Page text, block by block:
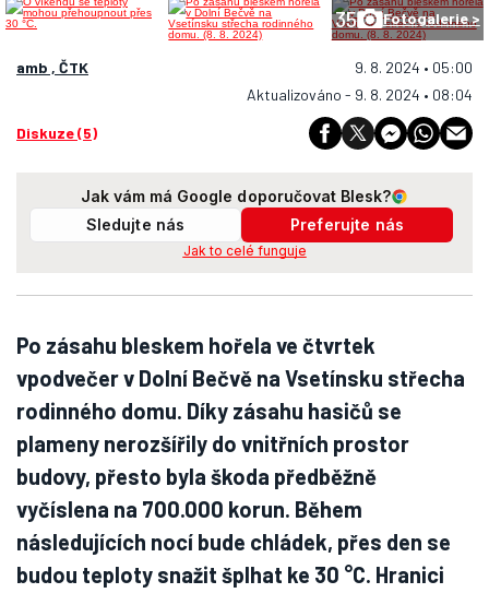
35 Fotogalerie >
amb , ČTK
9. 8. 2024 • 05:00
Aktualizováno - 9. 8. 2024 • 08:04
Diskuze (5)
Jak vám má Google doporučovat Blesk?
Sledujte nás
Preferujte nás
Jak to celé funguje
Po zásahu bleskem hořela ve čtvrtek
vpodvečer v Dolní Bečvě na Vsetínsku střecha
rodinného domu. Díky zásahu hasičů se
plameny nerozšířily do vnitřních prostor
budovy, přesto byla škoda předběžně
vyčíslena na 700.000 korun. Během
následujících nocí bude chládek, přes den se
budou teploty snažit šplhat ke 30 °C. Hranici